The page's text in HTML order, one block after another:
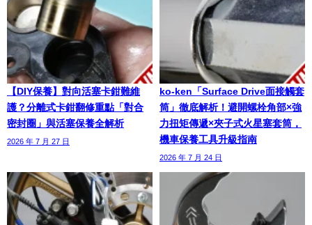
【DIY保養】對向活塞卡鉗難維
護？分離式卡鉗翻修重點「對合
密封圈」與活塞保養全解析
2026 年 7 月 27 日
ko-ken「Surface Drive面接觸套
筒」徹底解析！避開螺栓角部×強
力扭矩傳遞×夾子式火星塞套筒，
機車保養工具升級指南
2026 年 7 月 24 日